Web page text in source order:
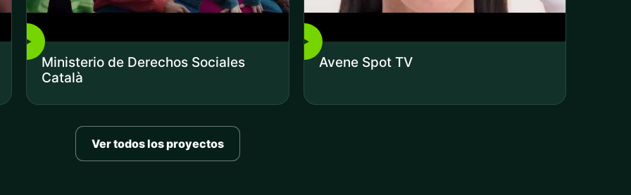
▶
Ministerio de Derechos Sociales
Català
▶
Avene Spot TV
Ver todos los proyectos